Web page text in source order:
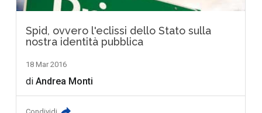
Spid, ovvero l'eclissi dello Stato sulla
nostra identità pubblica
18 Mar 2016
diAndrea Monti